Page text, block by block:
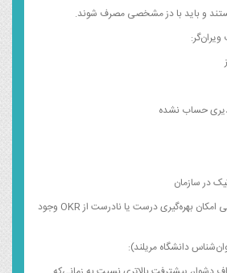
و باید با دز مشخصی مصرف شوند.
حساب نشده
در سازمان
مانند هر سیستم مدیریتی امکان بهره‌گیری درست یا نادرست از OKR وجود
دانشگاه مریلند):